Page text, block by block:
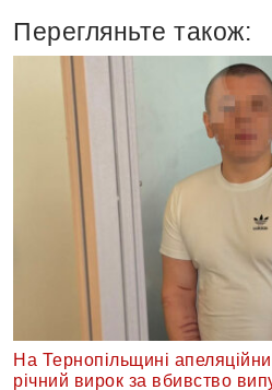
Перегляньте також:
На Тернопільщині
річний вирок за вбивство